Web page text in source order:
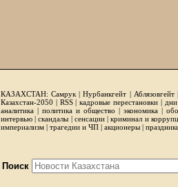
КАЗАХСТАН: Самрук |Нурбанкгейт | Аблязовгейт
Казахстан-2050 | RSS|кадровые перестановки|
аналитика | политика и общество | экономика |
интервью |скандалы | сенсации|криминал и
империализм | трагедии и ЧП | акционеры |
Поиск